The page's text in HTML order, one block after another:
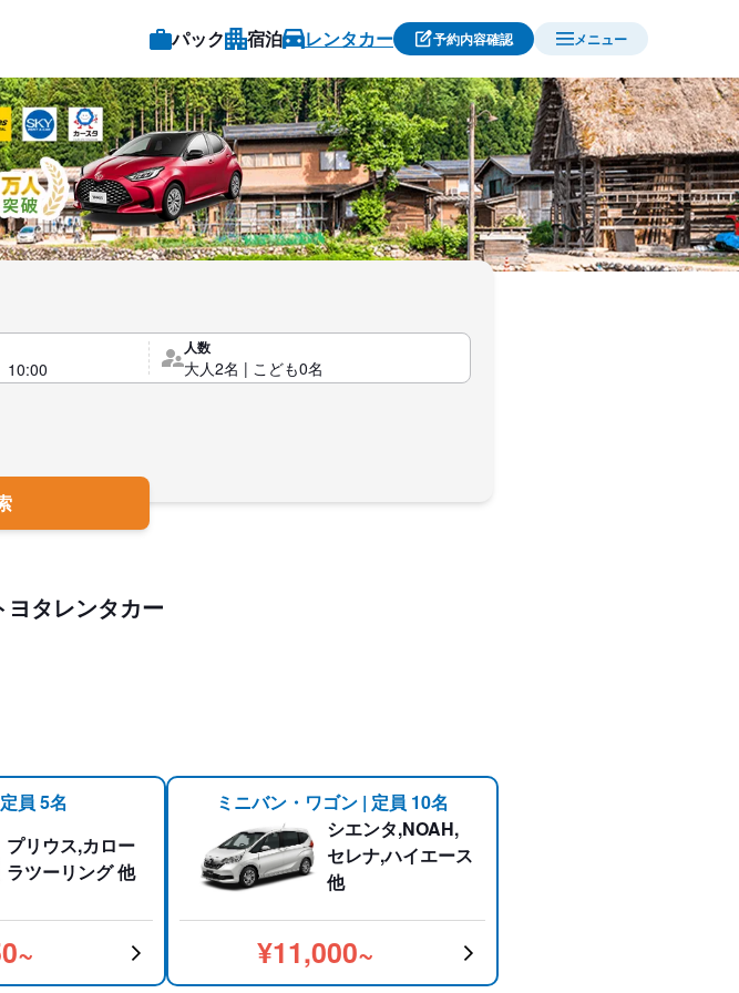
パック 宿泊 レンタカー 予約内容確認 メニュー
人数
ヨタレンタカー
員 5名
プリウス,カロー
ラツーリング 他
ミニバン・ワゴン | 定員 10名
シエンタ,NOAH,
セレナ,ハイエース
他
¥11,000~